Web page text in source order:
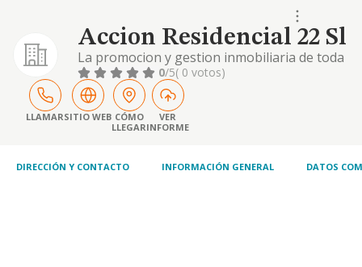
Accion Residencial 22 Sl
La promocion y gestion inmobiliaria de toda
clase de edificaciones y terrenos
0/5( 0 votos)
LLAMARSITIO WEB CÓMO
LLEGAR
VER
INFORME
DIRECCIÓN Y CONTACTO INFORMACIÓN GENERAL DATOS